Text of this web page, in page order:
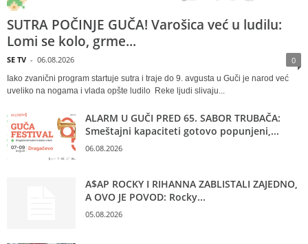
SUTRA POČINJE GUČA! Varošica već u ludilu:
Lomi se kolo, grme...
SE TV - 06.08.2026 0
Iako zvanični program startuje sutra i traje do 9. avgusta u Guči je narod već
uveliko na nogama i vlada opšte ludilo Reke ljudi slivaju...
ALARM U GUČI PRED 65. SABOR TRUBAČA:
Smeštajni kapaciteti gotovo popunjeni,...
06.08.2026
A$AP ROCKY I RIHANNA ZABLISTALI ZAJEDNO,
A OVO JE POVOD: Rocky...
05.08.2026